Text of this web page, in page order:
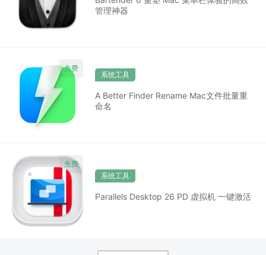
管理神器
系统工具
A Better Finder Rename Mac文件批量重
命名
系统工具
Parallels Desktop 26 PD 虚拟机 一键激活